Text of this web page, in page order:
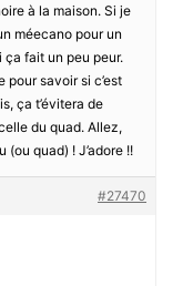
à la maison. Si je
méecano pour un
fait un peu peur.
savoir si c’est
ça t’évitera de
du quad. Allez,
quad) ! J’adore !!
#27470